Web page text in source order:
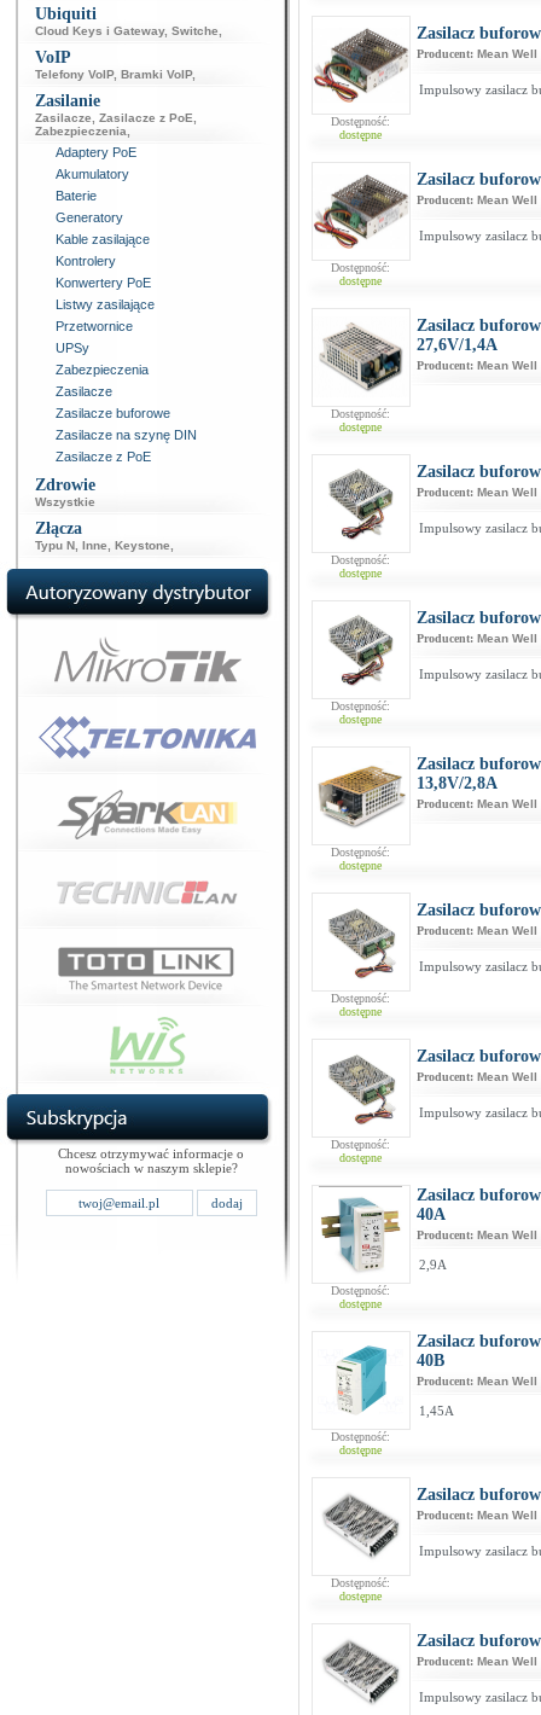
Ubiquiti
Cloud Keys i Gateway, Switche
VoIP
Telefony VoIP, Bramki VoIP,
Zasilanie
Zasilacze Zasilacze z PoE
Zabezpieczenia
Adaptery PoE
Akumulatory
Baterie
Generatory
Kable zasilające
Kontrolery
Konwertery PoE
Listwy zasilające
Przetwornice
UPSy
Zabezpieczenia
Zasilacze
Zasilacze buforowe
Zasilacze na szynę DIN
Zasilacze z PoE
Zdrowie
Wszystkie
Złącza
Typu N Inne Keystone
Chcesz otrzymywać informacje o
nowościach w naszym sklepie?
Dostępność:
dostępne
Zasilacz
Producent: Mean Well
Impulsowy zasilacz
Dostępność:
dostępne
Zasilacz
Producent: Mean Well
Impulsowy zasilacz
Dostępność:
dostępne
Zasilacz
27,6V/1,4A
Producent: Mean Well
Dostępność:
dostępne
Zasilacz
Producent: Mean Well
Impulsowy zasilacz
Dostępność:
dostępne
Zasilacz
Producent: Mean Well
Impulsowy zasilacz
Dostępność:
dostępne
Zasilacz
13,8V/2,8A
Producent: Mean Well
Dostępność:
dostępne
Zasilacz
Producent: Mean Well
Impulsowy zasilacz
Dostępność:
dostępne
Zasilacz
Producent: Mean Well
Impulsowy zasilacz
Dostępność:
dostępne
Zasilacz
40A
Producent: Mean Well
2,9A
Dostępność:
dostępne
Zasilacz
40B
Producent: Mean Well
1,45A
Dostępność:
dostępne
Zasilacz
Producent: Mean Well
Impulsowy zasilacz
Zasilacz
Producent: Mean Well
Impulsowy zasilacz